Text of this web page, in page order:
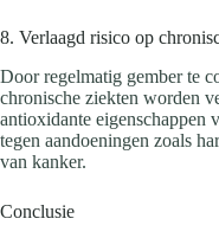
8. Verlaagd risico op
Door regelmatig gember te
chronische ziekten worden
antioxidante eigenschappen
tegen aandoeningen zoals
van kanker.
Conclusie